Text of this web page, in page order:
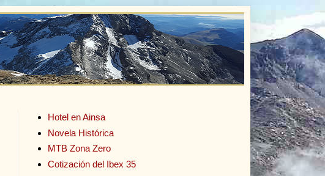
Hotel en Ainsa
Novela Histórica
MTB Zona Zero
Cotización del Ibex 35